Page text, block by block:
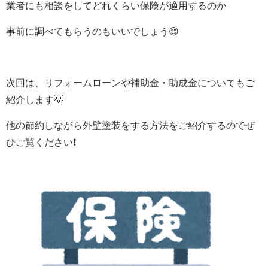
業者にも相談をしてどれくらい保険が適用するのか
事前に調べてもらうのもいいでしょう 😊
次回は、リフォームローンや補助金・助成金についてもご
紹介します💡
他の節約しながら外壁塗装をする方法をご紹介するのでぜ
ひご覧ください❗